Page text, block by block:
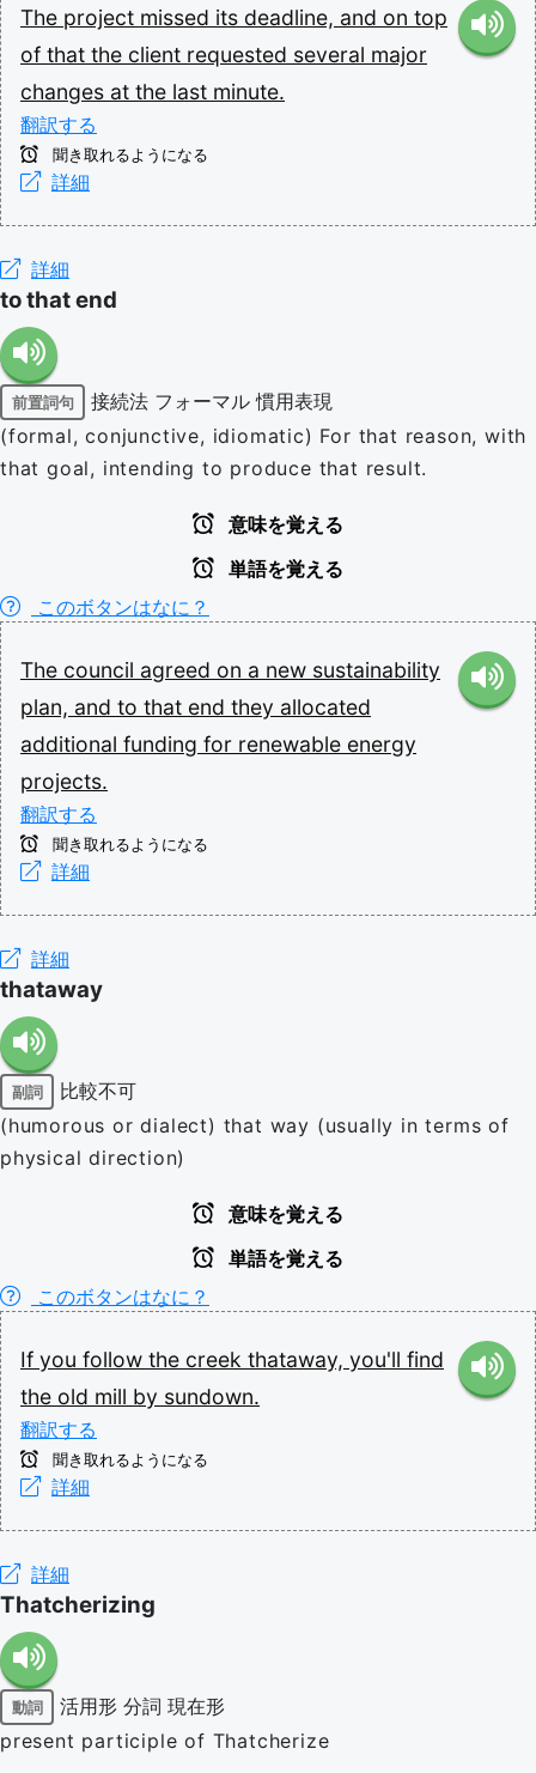
The project missed its deadline, and on top
of that the client requested several major
changes at the last minute.
翻訳する
聞き取れるようになる
詳細
詳細
to that end
前置詞句 接続法 フォーマル 慣用表現
(formal, conjunctive, idiomatic) For that reason, with
that goal, intending to produce that result.
意味を覚える
単語を覚える
このボタンはなに？
The council agreed on a new sustainability
plan, and to that end they allocated
additional funding for renewable energy
projects.
翻訳する
聞き取れるようになる
詳細
詳細
thataway
副詞
比較不可
(humorous or dialect) that way (usually in terms of
physical direction)
意味を覚える
単語を覚える
このボタンはなに？
If you follow the creek thataway, you'll find
the old mill by sundown.
翻訳する
聞き取れるようになる
詳細
詳細
Thatcherizing
動詞 活用形 分詞 現在形
present participle of Thatcherize